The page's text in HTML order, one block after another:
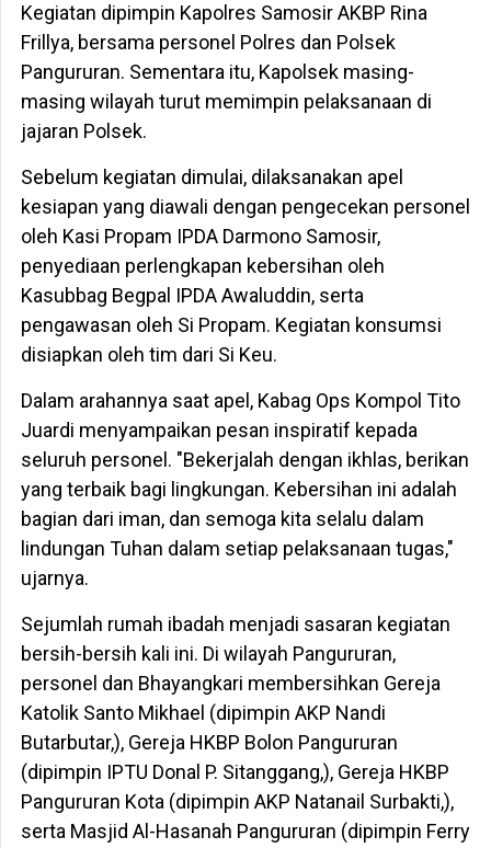
Kegiatan dipimpin Kapolres Samosir AKBP Rina
Frillya, bersama personel Polres dan Polsek
Pangururan. Sementara itu, Kapolsek masing-
masing wilayah turut memimpin pelaksanaan di
jajaran Polsek.
Sebelum kegiatan dimulai, dilaksanakan apel
kesiapan yang diawali dengan pengecekan personel
oleh Kasi Propam IPDA Darmono Samosir,
penyediaan perlengkapan kebersihan oleh
Kasubbag Begpal IPDA Awaluddin, serta
pengawasan oleh Si Propam. Kegiatan konsumsi
disiapkan oleh tim dari Si Keu.
Dalam arahannya saat apel, Kabag Ops Kompol Tito
Juardi menyampaikan pesan inspiratif kepada
seluruh personel. "Bekerjalah dengan ikhlas, berikan
yang terbaik bagi lingkungan. Kebersihan ini adalah
bagian dari iman, dan semoga kita selalu dalam
lindungan Tuhan dalam setiap pelaksanaan tugas,"
ujarnya.
Sejumlah rumah ibadah menjadi sasaran kegiatan
bersih-bersih kali ini. Di wilayah Pangururan,
personel dan Bhayangkari membersihkan Gereja
Katolik Santo Mikhael (dipimpin AKP Nandi
Butarbutar,), Gereja HKBP Bolon Pangururan
(dipimpin IPTU Donal P. Sitanggang,), Gereja HKBP
Pangururan Kota (dipimpin AKP Natanail Surbakti,),
serta Masjid Al-Hasanah Pangururan (dipimpin Ferry